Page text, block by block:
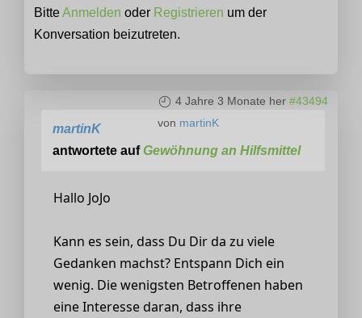
BitteAnmelden oder Registrieren um der
Konversation beizutreten.
4 Jahre 3 Monate her #43494
von martinK
martinK
antwortete aufGewöhnung an Hilfsmittel
Hallo JoJo
Kann es sein, dass Du Dir da zu viele
Gedanken machst? Entspann Dich ein
wenig. Die wenigsten Betroffenen haben
eine Interesse daran, dass ihre